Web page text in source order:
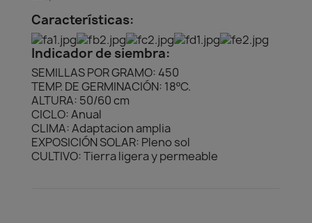
Características:
Indicador de siembra:
SEMILLAS POR GRAMO: 450
TEMP. DE GERMINACIÓN: 18ºC.
ALTURA: 50/60 cm
CICLO: Anual
CLIMA: Adaptacion amplia
EXPOSICIÓN SOLAR: Pleno sol
CULTIVO: Tierra ligera y permeable